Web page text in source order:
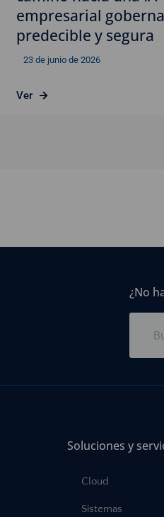
empresarial
predecible y segura
23 de junio de 2026
Ver
¿No
Soluciones y
Cloud
Sistemas